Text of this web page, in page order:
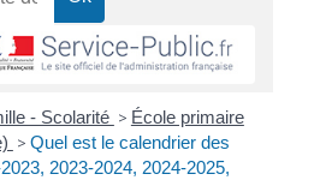
- Scolarité > École primaire
> Quel est le calendrier des
2023-2024, 2024-2025,